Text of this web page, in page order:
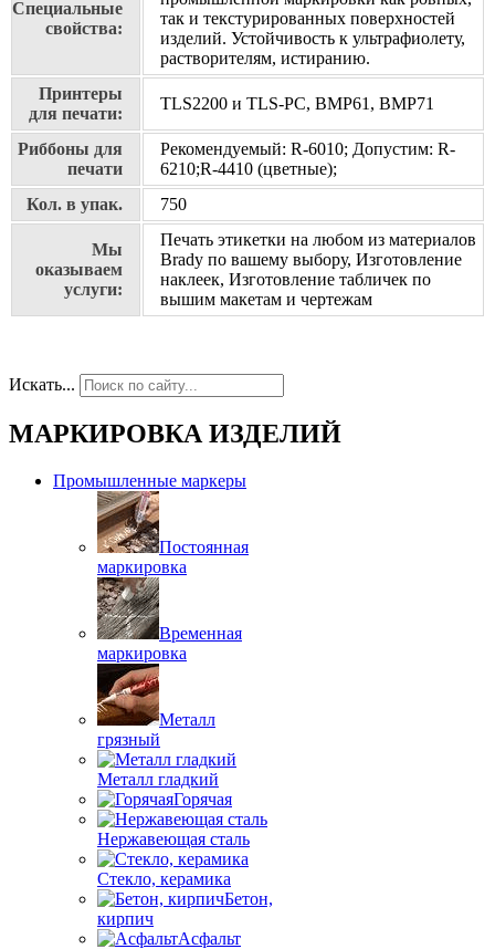
Специальные
свойства:
так и текстурированных поверхностей
изделий. Устойчивость к ультрафиолету,
растворителям, истиранию.
Принтеры
для печати:
TLS2200 и TLS-PC, BMP61, BMP71
Риббоны для
печати
Рекомендуемый: R-6010; Допустим: R-
6210;R-4410 (цветные);
Кол. в упак.
750
Мы
оказываем
услуги:
Печать этикетки на любом из материалов
Brady по вашему выбору, Изготовление
наклеек, Изготовление табличек по
вышим макетам и чертежам
Искать...
МАРКИРОВКА ИЗДЕЛИЙ
Промышленные маркеры
Постоянная
маркировка
Временная
маркировка
Металл
грязный
Металл гладкий
Горячая
Нержавеющая сталь
Стекло, керамика
Бетон,
кирпич
Асфальт